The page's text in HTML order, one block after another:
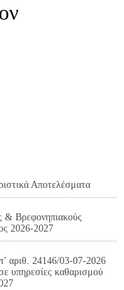
Αποτελέσματα
& Βρεφονηπιακούς
2026-2027
αριθ. 24146/03-07-2026
υπηρεσίες καθαρισμού